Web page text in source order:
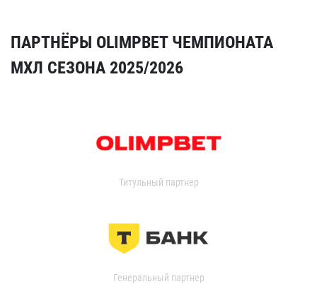
ПАРТНЁРЫ OLIMPBET ЧЕМПИОНАТА
МХЛ СЕЗОНА 2025/2026
Титульный партнер
Генеральный партнер